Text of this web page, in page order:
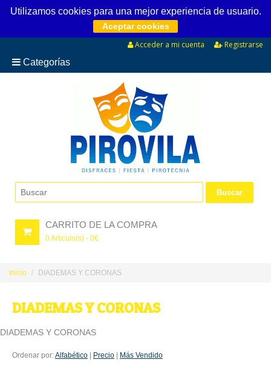
Utilizamos cookies para una mejor experiencia de usuario.
Aceptar cookies
Acceder a mi cuenta
Registrarse
Categorías
CARRITO DE LA COMPRA
0Articulo(s) - 0€
Inicio DIADEMAS Y CORONAS
DIADEMAS Y CORONAS
DIADEMAS Y CORONAS
Ordenar por:Alfabético Precio Más Vendido